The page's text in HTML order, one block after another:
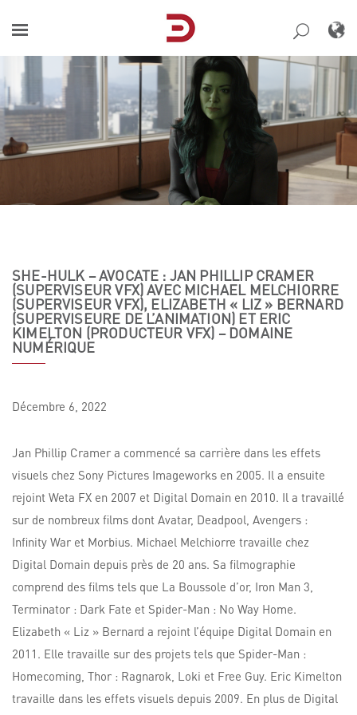
content
SHE-HULK – AVOCATE : JAN PHILLIP CRAMER
(SUPERVISEUR VFX) AVEC MICHAEL MELCHIORRE
(SUPERVISEUR VFX), ELIZABETH « LIZ » BERNARD
(SUPERVISEURE DE L’ANIMATION) ET ERIC
KIMELTON (PRODUCTEUR VFX) – DOMAINE
NUMÉRIQUE
Décembre 6, 2022
Jan Phillip Cramer a commencé sa carrière dans les effets
visuels chez Sony Pictures Imageworks en 2005. Il a ensuite
rejoint Weta FX en 2007 et Digital Domain en 2010. Il a travaillé
sur de nombreux films dont Avatar, Deadpool, Avengers :
Infinity War et Morbius. Michael Melchiorre travaille chez
Digital Domain depuis près de 20 ans. Sa filmographie
comprend des films tels que La Boussole d’or, Iron Man 3,
Terminator : Dark Fate et Spider-Man : No Way Home.
Elizabeth « Liz » Bernard a rejoint l’équipe Digital Domain en
2011. Elle travaille sur des projets tels que Spider-Man :
Homecoming, Thor : Ragnarok, Loki et Free Guy. Eric Kimelton
travaille dans les effets visuels depuis 2009. En plus de Digital